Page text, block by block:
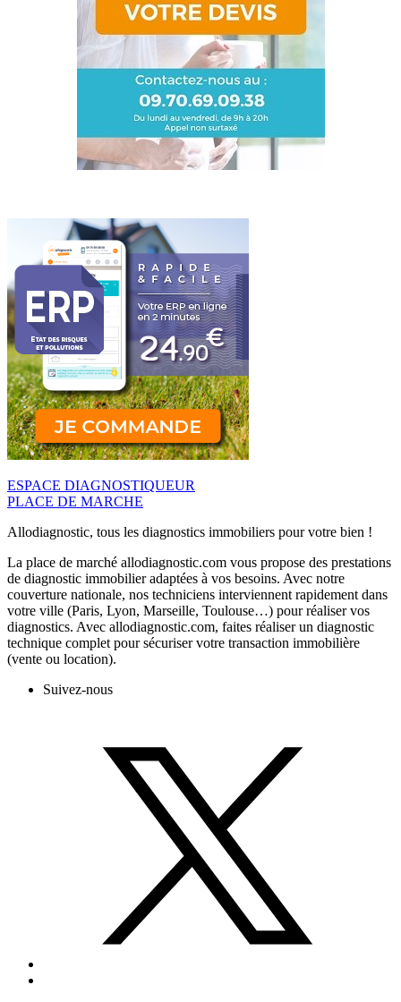
ESPACE DIAGNOSTIQUEUR
PLACE DE MARCHE
Allodiagnostic, tous les diagnostics immobiliers pour votre bien !
La place de marché allodiagnostic.com vous propose des prestations
de diagnostic immobilier adaptées à vos besoins. Avec notre
couverture nationale, nos techniciens interviennent rapidement dans
votre ville (Paris, Lyon, Marseille, Toulouse…) pour réaliser vos
diagnostics. Avec allodiagnostic.com, faites réaliser un diagnostic
technique complet pour sécuriser votre transaction immobilière
(vente ou location).
Suivez-nous